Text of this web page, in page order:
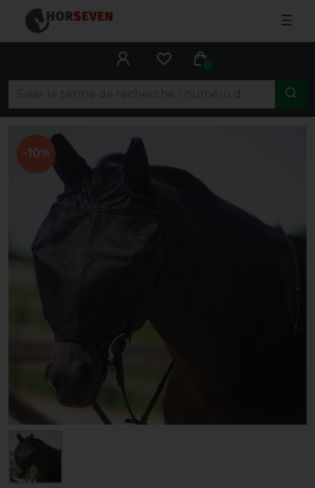
☰
0
-10%